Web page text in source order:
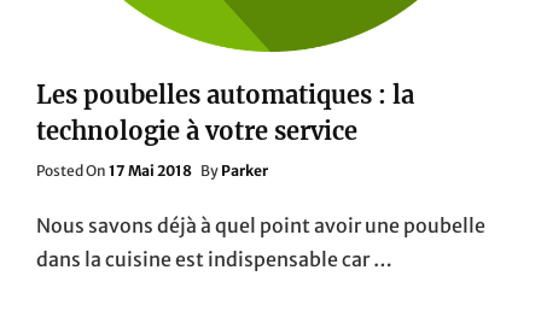
Les poubelles automatiques : la
technologie à votre service
Posted On Posted
17 Mai 2018 By Parker
Nous savons déjà à quel point avoir une poubelle
dans la cuisine est indispensable car …